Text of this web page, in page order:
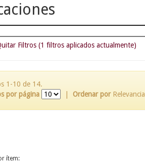
Filtros (1 filtros aplicados actualmente)
1-10 de 14.
por página
Ordenar por Relevancia
ítem: